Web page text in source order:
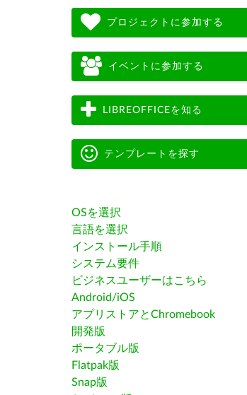
プロジェクトに参加する
イベントに参加する
LIBREOFFICEを知る
テンプレートを探す
OSを選択
言語を選択
インストール手順
システム要件
ビジネスユーザーはこちら
Android/iOS
アプリストアとChromebook
開発版
ポータブル版
Flatpak版
Snap版